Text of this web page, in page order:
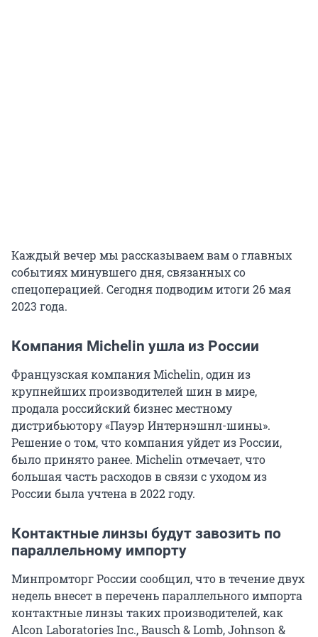
Каждый вечер мы рассказываем вам о главных
событиях минувшего дня, связанных со
спецоперацией. Сегодня подводим итоги 26 мая
2023 года.
Компания Michelin ушла из России
Французская компания Michelin, один из
крупнейших производителей шин в мире,
продала российский бизнес местному
дистрибьютору «Пауэр Интернэшнл-шины».
Решение о том, что компания уйдет из России,
было принято ранее. Michelin отмечает, что
большая часть расходов в связи с уходом из
России была учтена в 2022 году.
Контактные линзы будут завозить по
параллельному импорту
Минпромторг России сообщил, что в течение двух
недель внесет в перечень параллельного импорта
контактные линзы таких производителей, как
Alcon Laboratories Inc., Bausch & Lomb, Johnson &